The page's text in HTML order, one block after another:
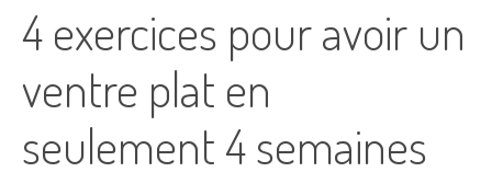
4 exercices pour avoir un
ventre plat en
seulement 4 semaines